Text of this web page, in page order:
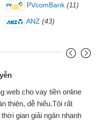
PVcomBank (11)
ANZ (43)
web cho vay tiền online
thiện, dễ hiểu.Tôi rất
gian giải ngân nhanh